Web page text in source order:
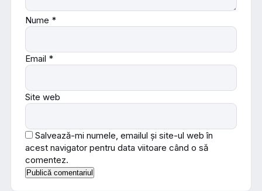
Nume *
Email *
Site web
Salvează-mi numele, emailul și site-ul web în
acest navigator pentru data viitoare când o să
comentez.